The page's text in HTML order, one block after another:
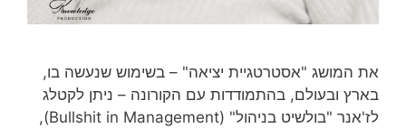
את המושג "אסטרטגיית יציאה" – בשימוש שנעשה בו,
בארץ ובעולם, בהתמודדות עם הקורונה – ניתן לקטלג
לז'אנר "בולשיט בניהול" (Bullshit in Management),